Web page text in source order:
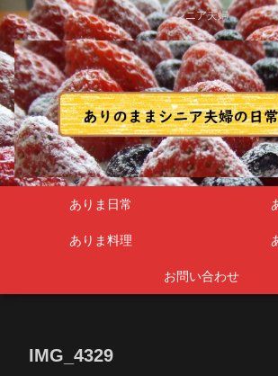
シニア夫婦
ありま日常
ありま料理
お問い合わせ
IMG_4329